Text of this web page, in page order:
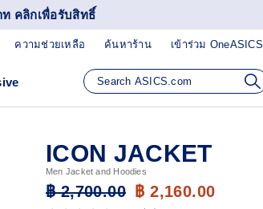
ท คลิกเพื่อรับสิทธิ์
ความช่วยเหลือ ค้นหาร้าน เข้าร่วม OneASICS
ICON JACKET
Men Jacket and Hoodies
฿ 2,700.00 ฿ 2,160.00